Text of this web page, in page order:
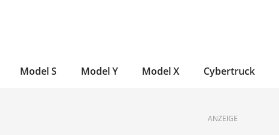
Model S Model Y Model X Cybertruck
ANZEIGE